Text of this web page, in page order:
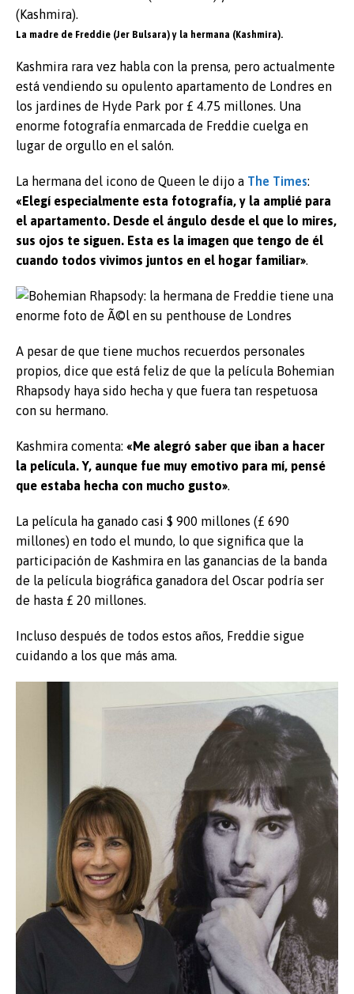
La madre de Freddie (Jer Bulsara) y la hermana (Kashmira).
Kashmira rara vez habla con la prensa, pero actualmente
está vendiendo su opulento apartamento de Londres en
los jardines de Hyde Park por £ 4.75 millones. Una
enorme fotografía enmarcada de Freddie cuelga en
lugar de orgullo en el salón.
La hermana del icono de Queen le dijo a The Times:
«Elegí especialmente esta fotografía, y la amplié para
el apartamento. Desde el ángulo desde el que lo mires,
sus ojos te siguen. Esta es la imagen que tengo de él
cuando todos vivimos juntos en el hogar familiar».
A pesar de que tiene muchos recuerdos personales
propios, dice que está feliz de que la película Bohemian
Rhapsody haya sido hecha y que fuera tan respetuosa
con su hermano.
Kashmira comenta: «Me alegró saber que iban a hacer
la película. Y, aunque fue muy emotivo para mí, pensé
que estaba hecha con mucho gusto».
La película ha ganado casi $ 900 millones (£ 690
millones) en todo el mundo, lo que significa que la
participación de Kashmira en las ganancias de la banda
de la película biográfica ganadora del Oscar podría ser
de hasta £ 20 millones.
Incluso después de todos estos años, Freddie sigue
cuidando a los que más ama.